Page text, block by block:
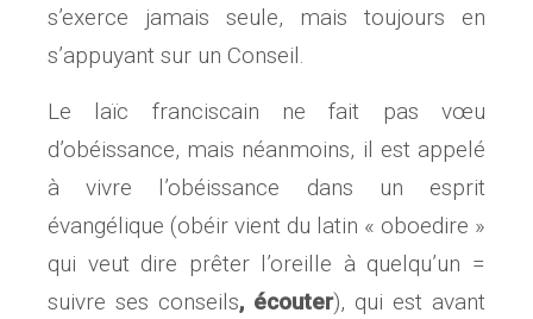
s’exerce jamais seule, mais toujours en
s’appuyant sur un Conseil.
Le laïc franciscain ne fait pas vœu
d’obéissance, mais néanmoins, il est appelé
à vivre l’obéissance dans un esprit
évangélique (obéir vient du latin « oboedire »
qui veut dire prêter l’oreille à quelqu’un =
suivre ses conseils, écouter), qui est avant